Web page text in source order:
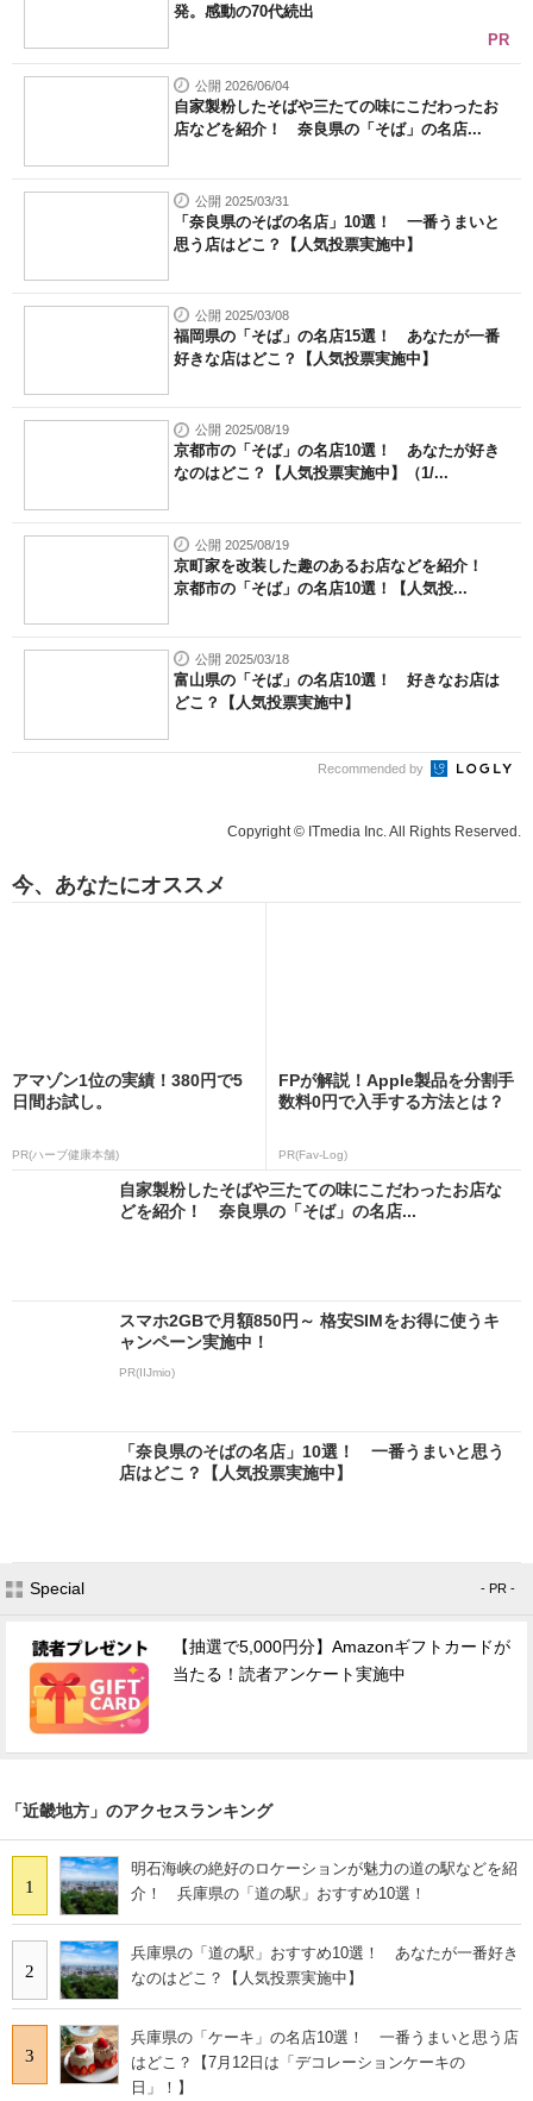
発。感動の70代続出
PR
公開 2026/06/04
自家製粉したそばや三たての味にこだわったお
店などを紹介！ 奈良県の「そば」の名店...
公開 2025/03/31
「奈良県のそばの名店」10選！ 一番うまいと
思う店はどこ？【人気投票実施中】
公開 2025/03/08
福岡県の「そば」の名店15選！ あなたが一番
好きな店はどこ？【人気投票実施中】
公開 2025/08/19
京都市の「そば」の名店10選！ あなたが好き
なのはどこ？【人気投票実施中】（1/...
公開 2025/08/19
京町家を改装した趣のあるお店などを紹介！
京都市の「そば」の名店10選！【人気投...
公開 2025/03/18
富山県の「そば」の名店10選！ 好きなお店は
どこ？【人気投票実施中】
Recommended by
Copyright © ITmedia Inc. All Rights Reserved.
今、あなたにオススメ
アマゾン1位の実績！380円で5
日間お試し。
PR(ハーブ健康本舗)
FPが解説！Apple製品を分割手
数料0円で入手する方法とは？
PR(Fav-Log)
自家製粉したそばや三たての味にこだわったお店な
どを紹介！ 奈良県の「そば」の名店...
スマホ2GBで月額850円～ 格安SIMをお得に使うキ
ャンペーン実施中！
PR(IIJmio)
「奈良県のそばの名店」10選！ 一番うまいと思う
店はどこ？【人気投票実施中】
Special - PR -
【抽選で5,000円分】Amazonギフトカードが
当たる！読者アンケート実施中
「近畿地方」のアクセスランキング
1
明石海峡の絶好のロケーションが魅力の道の駅などを紹
介！ 兵庫県の「道の駅」おすすめ10選！
2
兵庫県の「道の駅」おすすめ10選！ あなたが一番好き
なのはどこ？【人気投票実施中】
3
兵庫県の「ケーキ」の名店10選！ 一番うまいと思う店
はどこ？【7月12日は「デコレーションケーキの
日」！】